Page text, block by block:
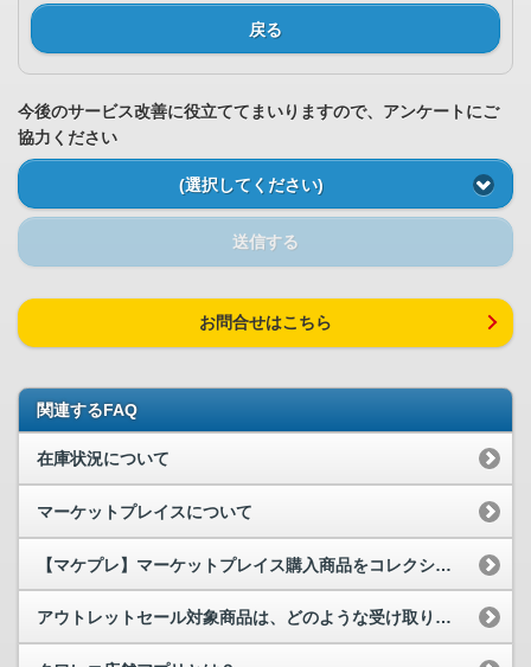
戻る
今後のサービス改善に役立ててまいりますので、アンケートにご
協力ください
(選択してください)
送信する
お問合せはこちら
関連するFAQ
在庫状況について
マーケットプレイスについて
【マケプレ】マーケットプレイス購入商品をコレクションへ追加
アウトレットセール対象商品は、どのような受け取り方法がありますか？